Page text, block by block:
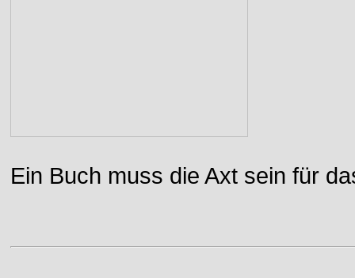
Ein Buch muss die Axt sein für